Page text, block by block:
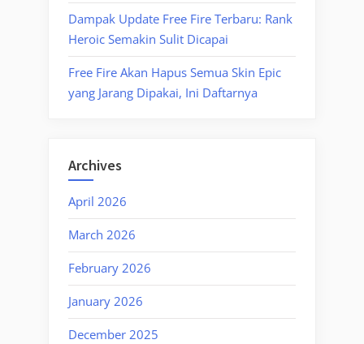
Dampak Update Free Fire Terbaru: Rank
Heroic Semakin Sulit Dicapai
Free Fire Akan Hapus Semua Skin Epic
yang Jarang Dipakai, Ini Daftarnya
Archives
April 2026
March 2026
February 2026
January 2026
December 2025